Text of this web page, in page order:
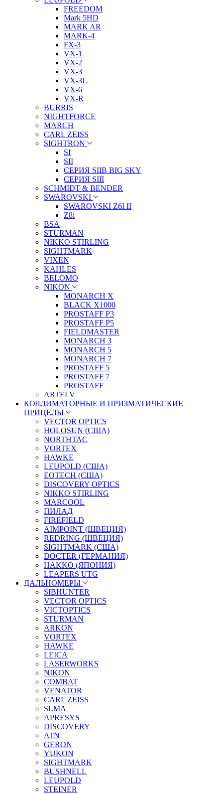
FREEDOM
Mark 5HD
MARK AR
MARK-4
FX-3
VX-1
VX-2
VX-3
VX-3L
VX-6
VX-R
BURRIS
NIGHTFORCE
MARCH
CARL ZEISS
SIGHTRON
SI
SII
СЕРИЯ SIIB BIG SKY
СЕРИЯ SIII
SCHMIDT & BENDER
SWAROVSKI
SWAROVSKI Z6I II
Z8i
BSA
STURMAN
NIKKO STIRLING
SIGHTMARK
VIXEN
KAHLES
BELOMO
NIKON
MONARCH X
BLACK X1000
PROSTAFF P3
PROSTAFF P5
FIELDMASTER
MONARCH 3
MONARCH 5
MONARCH 7
PROSTAFF 5
PROSTAFF 7
PROSTAFF
ARTELV
КОЛЛИМАТОРНЫЕ И ПРИЗМАТИЧЕСКИЕ
ПРИЦЕЛЫ
VECTOR OPTICS
HOLOSUN (США)
NORTHTAC
VORTEX
HAWKE
LEUPOLD (США)
EOTECH (США)
DISCOVERY OPTICS
NIKKO STIRLING
MARCOOL
ПИЛАД
FIREFIELD
AIMPOINT (ШВЕЦИЯ)
REDRING (ШВЕЦИЯ)
SIGHTMARK (США)
DOCTER (ГЕРМАНИЯ)
HAKKO (ЯПОНИЯ)
LEAPERS UTG
ДАЛЬНОМЕРЫ
SIBHUNTER
VECTOR OPTICS
VICTOPTICS
STURMAN
ARKON
VORTEX
HAWKE
LEICA
LASERWORKS
NIKON
COMBAT
VENATOR
CARL ZEISS
SLMA
APRESYS
DISCOVERY
ATN
GERON
YUKON
SIGHTMARK
BUSHNELL
LEUPOLD
STEINER